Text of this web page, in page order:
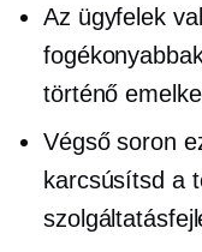
Az ügyfelek
történő
Végső soron
karcsúsítsd a